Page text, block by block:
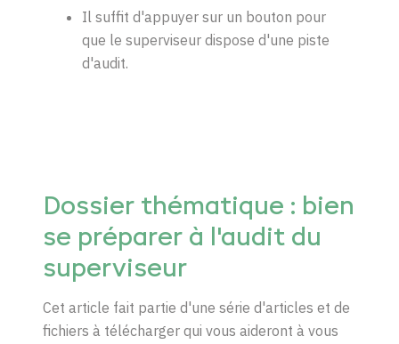
Il suffit d'appuyer sur un bouton pour
que le superviseur dispose d'une piste
d'audit.
Dossier thématique : bien
se préparer à l'audit du
superviseur
Cet article fait partie d'une série d'articles et de
fichiers à télécharger qui vous aideront à vous